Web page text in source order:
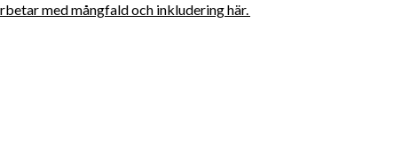
med mångfald och inkludering här.